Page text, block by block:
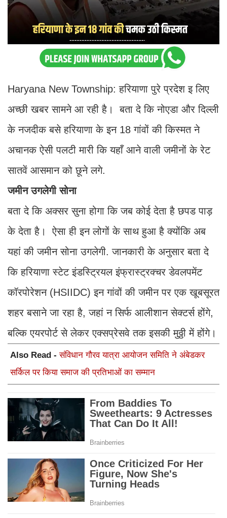
Haryana New Township: हरियाणा पुरे प्रदेश इ लिए
अच्छी खबर सामने आ रही है। बता दे कि नोएडा और दिल्ली
के नजदीक बसे हरियाणा के इन 18 गांवों की किस्मत ने
अचानक ऐसी पलटी मारी कि यहाँ आने वाली जमीनों के रेट
सातवें आसमान को छूने लगे.
जमीन उगलेगी सोना
बता दे कि अक्सर सुना होगा कि जब कोई देता है छपड पाड़
के देता है। ऐसा ही इन लोगों के साथ हुआ है क्योंकि अब
यहां की जमीन सोना उगलेगी. जानकारी के अनुसार बता दे
कि हरियाणा स्टेट इंडस्ट्रियल इंफ्रास्ट्रक्चर डेवलपमेंट
कॉरपोरेशन (HSIIDC) इन गांवों की जमीन पर एक खूबसूरत
शहर बसाने जा रहा है, जहां न सिर्फ आलीशान सेक्टर्स होंगे,
बल्कि एयरपोर्ट से लेकर एक्सप्रेसवे तक इसकी मुठ्ठी में होंगे।
Also Read -संविधान गौरव यात्रा आयोजन समिति ने अंबेडकर
सर्किल पर किया समाज की प्रतिभाओं का सम्मान